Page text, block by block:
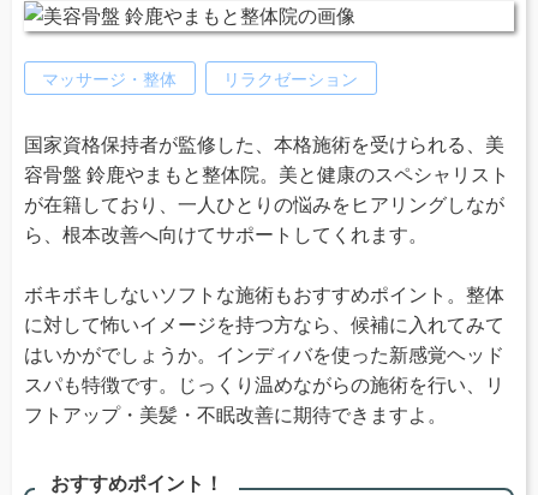
マッサージ・整体 リラクゼーション
国家資格保持者が監修した、本格施術を受けられる、美
容骨盤 鈴鹿やまもと整体院。美と健康のスペシャリスト
が在籍しており、一人ひとりの悩みをヒアリングしなが
ら、根本改善へ向けてサポートしてくれます。
ボキボキしないソフトな施術もおすすめポイント。整体
に対して怖いイメージを持つ方なら、候補に入れてみて
はいかがでしょうか。インディバを使った新感覚ヘッド
スパも特徴です。じっくり温めながらの施術を行い、リ
フトアップ・美髪・不眠改善に期待できますよ。
おすすめポイント！